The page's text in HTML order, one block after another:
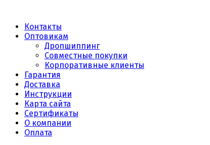
Контакты
Оптовикам
Дропшиппинг
Совместные покупки
Корпоративные клиенты
Гарантия
Доставка
Инструкции
Карта сайта
Сертификаты
О компании
Оплата